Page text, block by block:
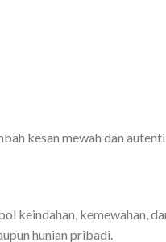
kesan mewah dan
keindahan, kemewahan,
hunian pribadi.